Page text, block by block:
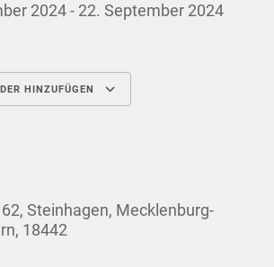
2024 - 22. September 2024
HINZUFÜGEN
Steinhagen, Mecklenburg-
18442